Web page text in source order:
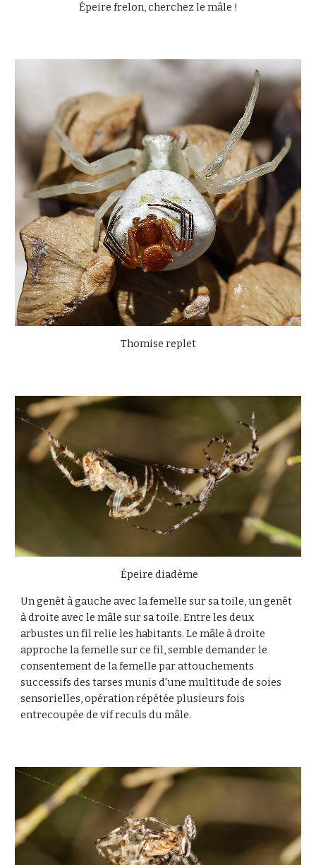
Épeire frelon, cherchez le mâle !
Thomise replet
Épeire diadème
Un genêt à gauche avec la femelle sur sa toile, un genêt
à droite avec le mâle sur sa toile. Entre les deux
arbustes un fil relie les habitants.Le mâle à droite
approche la femelle sur ce fil, semble demander le
consentement de la femelle par attouchements
successifs des tarses munis d'une multitude de soies
sensorielles, opération répétée plusieurs fois
entrecoupée de vif reculs du mâle.